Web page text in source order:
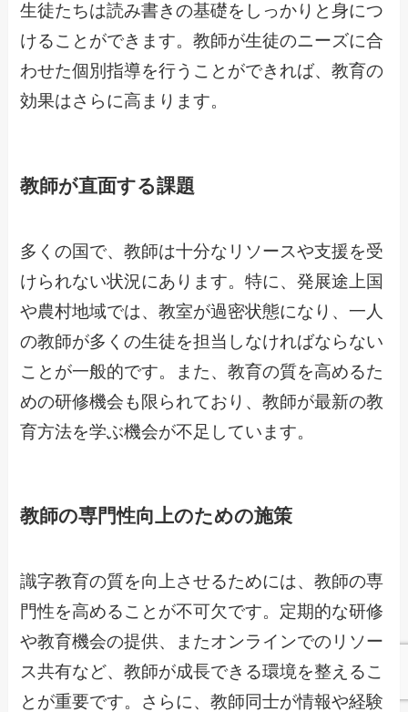
生徒たちは読み書きの基礎をしっかりと身につ
けることができます。教師が生徒のニーズに合
わせた個別指導を行うことができれば、教育の
効果はさらに高まります。
教師が直面する課題
多くの国で、教師は十分なリソースや支援を受
けられない状況にあります。特に、発展途上国
や農村地域では、教室が過密状態になり、一人
の教師が多くの生徒を担当しなければならない
ことが一般的です。また、教育の質を高めるた
めの研修機会も限られており、教師が最新の教
育方法を学ぶ機会が不足しています。
教師の専門性向上のための施策
識字教育の質を向上させるためには、教師の専
門性を高めることが不可欠です。定期的な研修
や教育機会の提供、またオンラインでのリソー
ス共有など、教師が成長できる環境を整えるこ
とが重要です。さらに、教師同士が情報や経験